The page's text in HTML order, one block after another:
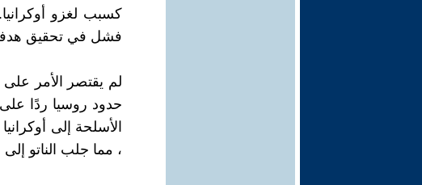
كسبب لغزو
فشل في تحقيق
لم يقتصر الأمر
حدود روسيا ردًا
الأسلحة إلى
، مما جلب الناتو